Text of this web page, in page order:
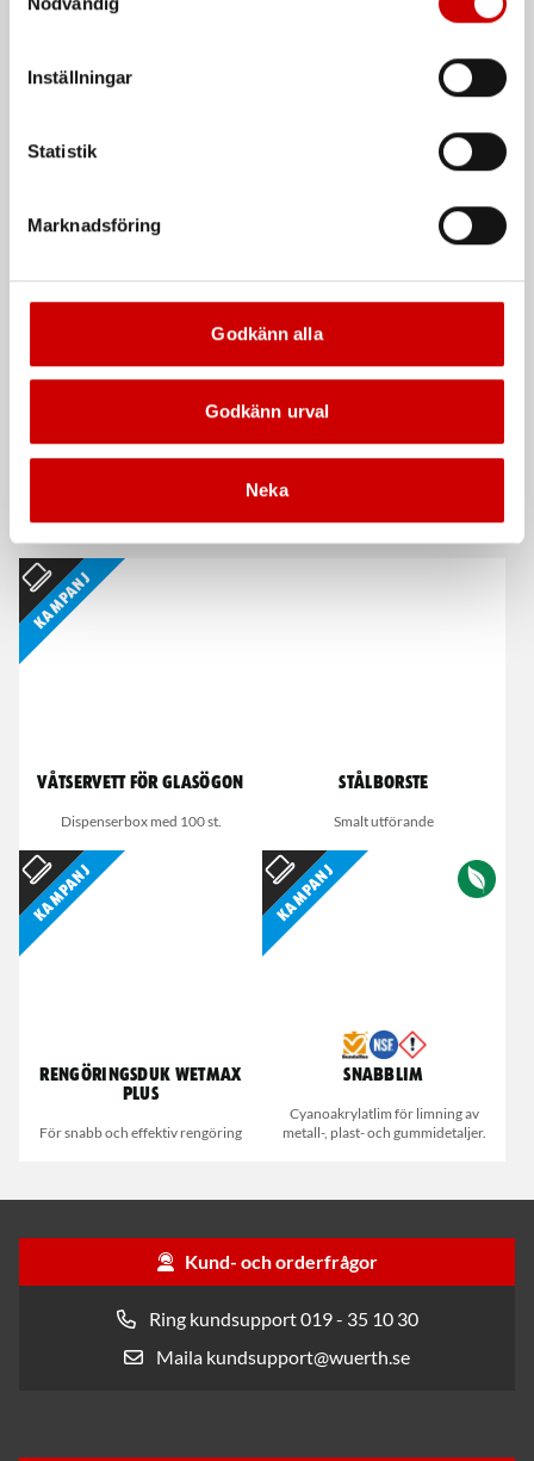
att godkänna samtycker du till sådana överföringar. Läs
Inställningar
Statistik
Marknadsföring
Godkänn alla
Godkänn urval
Neka
Brännskadeplåster
Brännskadekompress
Cederroth Burn Gel
Burn Gel Dressing 20X20 cm
First Aid Burn Kit
Brännskadekit
Brännskadespray
Burn Gel Spray 100 ml
Kampanj
Våtservett för glasögon
Dispenserbox med 100 st.
Stålborste
Smalt utförande
Kampanj
Rengöringsduk Wetmax
Plus
För snabb och effektiv rengöring
Kampanj
Snabblim
Cyanoakrylatlim för limning av
metall-, plast- och gummidetaljer.
Kund- och orderfrågor
Ring kundsupport 019 - 35 10 30
Maila kundsupport@wuerth.se